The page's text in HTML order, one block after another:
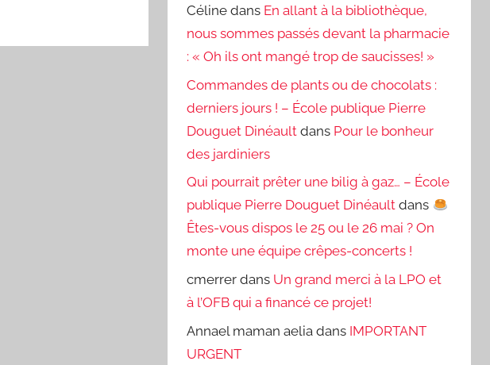
Céline dans En allant à la bibliothèque,
nous sommes passés devant la pharmacie
: « Oh ils ont mangé trop de saucisses! »
Commandes de plants ou de chocolats :
derniers jours ! – École publique Pierre
Douguet Dinéault dans Pour le bonheur
des jardiniers
Qui pourrait prêter une bilig à gaz… – École
publique Pierre Douguet Dinéault dans
Êtes-vous dispos le 25 ou le 26 mai ? On
monte une équipe crêpes-concerts !
cmerrer dans Un grand merci à la LPO et
à l’OFB qui a financé ce projet!
Annael maman aelia dans IMPORTANT
URGENT